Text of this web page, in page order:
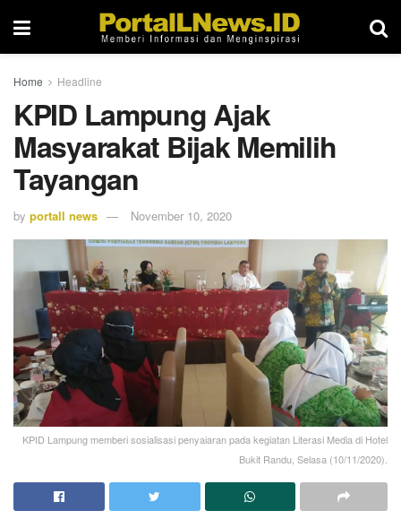
Home Headline
KPID Lampung Ajak
Masyarakat Bijak Memilih
Tayangan
by portall news November 10, 2020
KPID Lampung memberi sosialisasi penyaiaran pada kegiatan Literasi Media di Hotel
Bukit Randu, Selasa (10/11/2020).